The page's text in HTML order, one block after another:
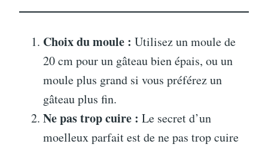
Choix du moule : Utilisez un moule de
20 cm pour un gâteau bien épais, ou un
moule plus grand si vous préférez un
gâteau plus fin.
Ne pas trop cuire : Le secret d’un
moelleux parfait est de ne pas trop cuire